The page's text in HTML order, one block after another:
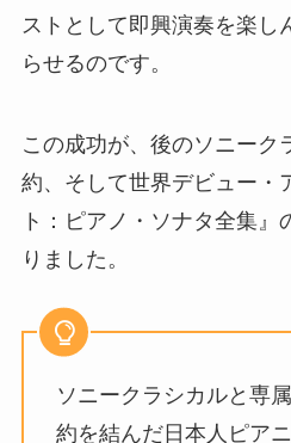
ストとして即興演奏を楽し
らせるのです。
この成功が、後のソニーク
約、そして世界デビュー・
ト：ピアノ・ソナタ全集
りました。
ソニークラシカルと専
約を結んだ日本人ピア